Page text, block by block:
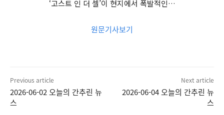
‘고스트 인 더 셀’이 현지에서 폭발적인…
원문기사보기
Previous article
2026-06-02 오늘의 간추린 뉴
스
Next article
2026-06-04 오늘의 간추린 뉴
스